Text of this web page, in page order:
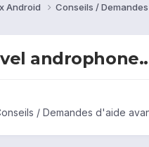
Android Conseils /
/ Demandes d'aide